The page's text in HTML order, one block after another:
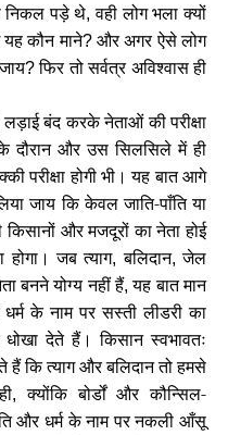
निकल पड़े थे,वही लोग भला क्यों
यह कौन माने? और अगर ऐसे लोग
?फिर तो सर्वत्र अविश्वास ही
बंद करके नेताओं की परीक्षा
दौरान और उस सिलसिले में ही
परीक्षा होगी भी। यह बात आगे
जाय कि केवल जाति-पाँति या
और मजदूरों का नेता होई
जब त्याग,बलिदान,जेल
बनने योग्य नहीं हैं,यह बात मान
के नाम पर सस्ती लीडरी का
देते हैं। किसान स्वभावतः
कि त्याग और बलिदान तो हमसे
,क्योंकि बोर्डों और कौन्सिल-
और धर्म के नाम पर नकली आँसू